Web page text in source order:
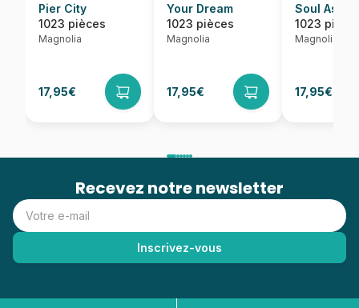
Pier City
1023 pièces
Magnolia
17,95€
Your Dream
1023 pièces
Magnolia
17,95€
Soul
1023
Magnolia
17,95€
Recevez notre newsletter